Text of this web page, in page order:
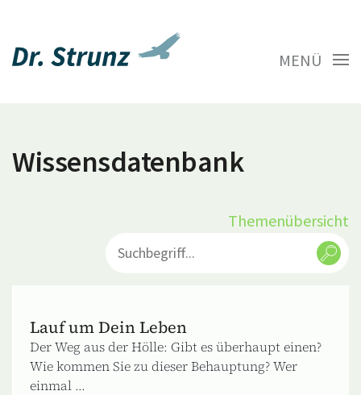
MENÜ
Wissensdatenbank
Themenübersicht
Lauf um Dein Leben
Der Weg aus der Hölle: Gibt es überhaupt einen?
Wie kommen Sie zu dieser Behauptung? Wer
einmal ...